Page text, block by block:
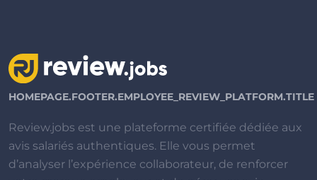
HOMEPAGE.FOOTER.EMPLOYEE_REVIEW_PLATFORM.TITLE
Review.jobs est une plateforme certifiée dédiée aux
avis salariés authentiques. Elle vous permet
d’analyser l’expérience collaborateur, de renforcer